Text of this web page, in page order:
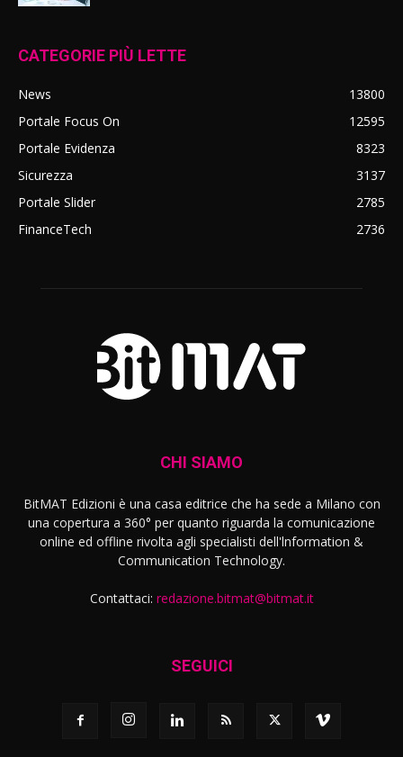
CATEGORIE PIÙ LETTE
News
13800
Portale Focus On
12595
Portale Evidenza
8323
Sicurezza
3137
Portale Slider
2785
FinanceTech
2736
CHI SIAMO
BitMAT Edizioni è una casa editrice che ha sede a Milano con
una copertura a 360° per quanto riguarda la comunicazione
online ed offline rivolta agli specialisti dell'lnformation &
Communication Technology.
Contattaci: redazione.bitmat@bitmat.it
SEGUICI